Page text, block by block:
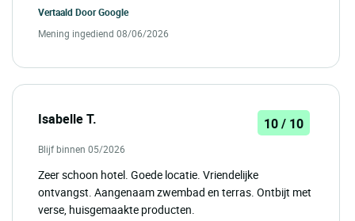
Vertaald DoorGoogle
Mening ingediend 08/06/2026
Isabelle T. 10 / 10
Blijf binnen 05/2026
Zeer schoon hotel. Goede locatie. Vriendelijke
ontvangst. Aangenaam zwembad en terras. Ontbijt met
verse, huisgemaakte producten.